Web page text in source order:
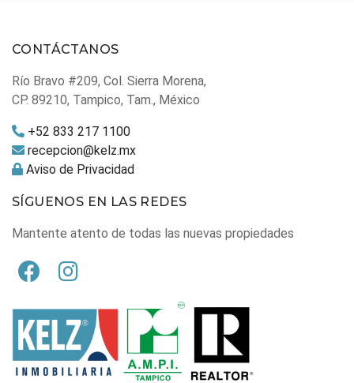
CONTÁCTANOS
Río Bravo #209, Col. Sierra Morena,
CP. 89210, Tampico, Tam., México
+52 833 217 1100
recepcion@kelz.mx
Aviso de Privacidad
SÍGUENOS EN LAS REDES
Mantente atento de todas las nuevas propiedades